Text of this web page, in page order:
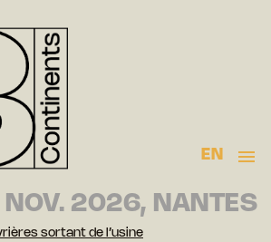
EN
2026, NANTES
sortant de l’usine